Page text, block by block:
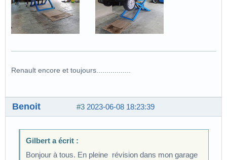
Renault encore et toujours.................
#3 2023-06-08 18:23:39
Benoit
Gilbert a écrit :
Bonjour à tous. En pleine révision dans mon garage